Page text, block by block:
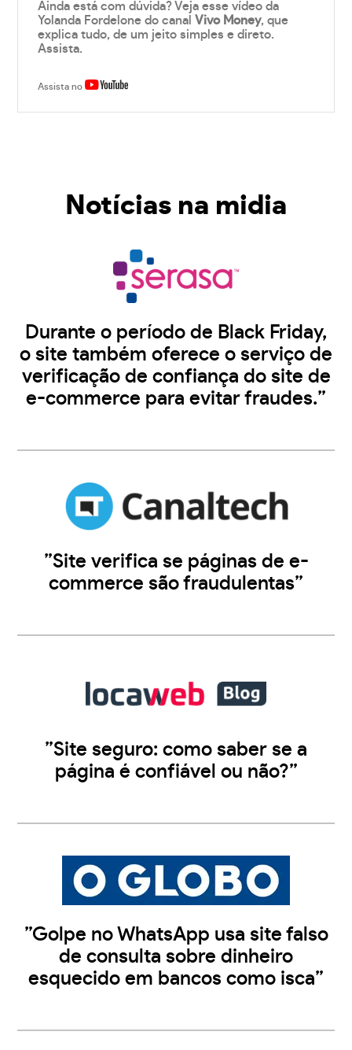
Ainda está com dúvida? Veja esse vídeo da
Yolanda Fordelone do canalVivo Money, que
explica tudo, de um jeito simples e direto.
Assista.
Assista no
Notícias na midia
Durante o período de Black Friday,
o site também oferece o serviço de
verificação de confiança do site de
e-commerce para evitar fraudes.”
”Site verifica se páginas de e-
commerce são fraudulentas”
”Site seguro: como saber se a
página é confiável ou não?”
”Golpe no WhatsApp usa site falso
de consulta sobre dinheiro
esquecido em bancos como isca”